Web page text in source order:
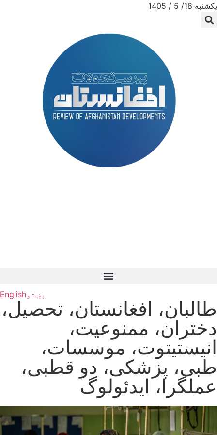
یکشنبه 18/ 5 / 1405
پښتوEnglish
طالبان، افغانستان، تحصیل،
دختران، ممنوعیت،
انیستیتوت، موسسات،
طبی، پزشکی، دو قطبی،
عملگرا، ایدئولوگ